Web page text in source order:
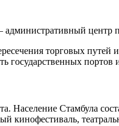
торговых
государственных
Население Стамбула